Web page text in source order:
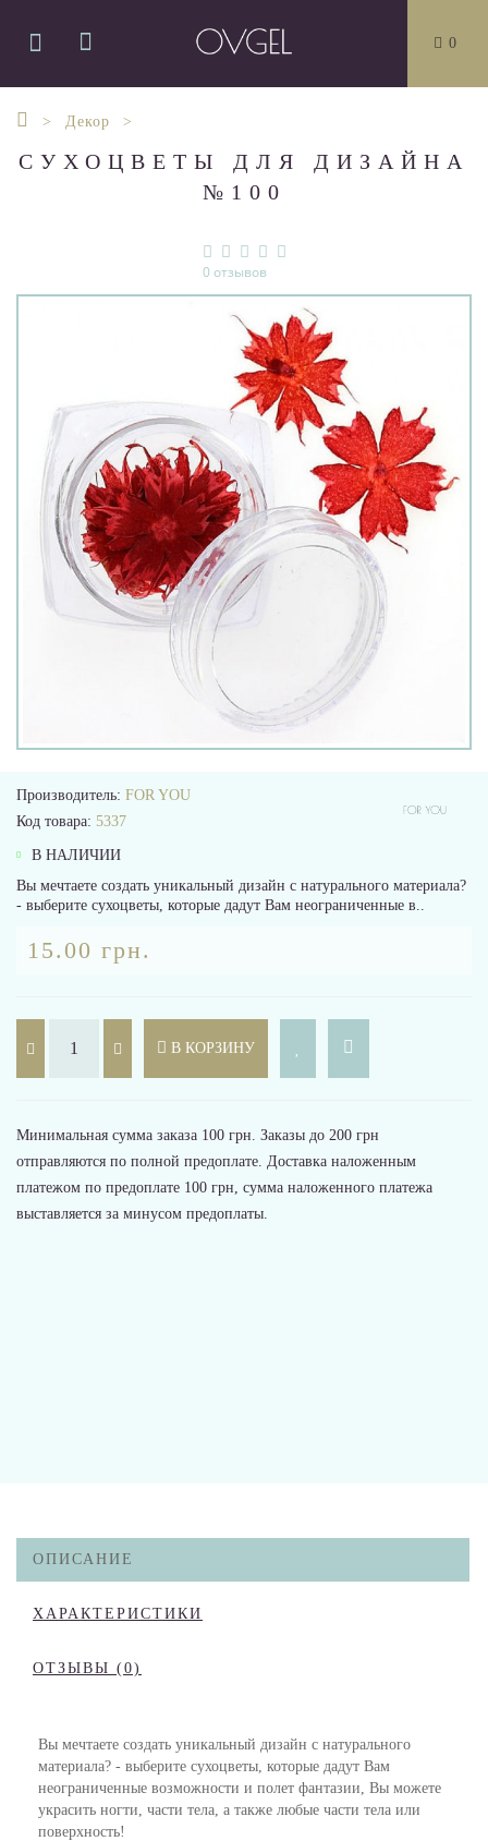
0
Декор
СУХОЦВЕТЫ ДЛЯ ДИЗАЙНА
№100
0 отзывов
Производитель: FOR YOU
Код товара: 5337
В НАЛИЧИИ
Вы мечтаете создать уникальный дизайн с натурального материала?
- выберите сухоцветы, которые дадут Вам неограниченные в..
15.00 грн.
В КОРЗИНУ
Минимальная сумма заказа 100 грн. Заказы до 200 грн
отправляются по полной предоплате. Доставка наложенным
платежом по предоплате 100 грн, сумма наложенного платежа
выставляется за минусом предоплаты.
ОПИСАНИЕ
ХАРАКТЕРИСТИКИ
ОТЗЫВЫ (0)
Вы мечтаете создать уникальный дизайн с натурального
материала? - выберите сухоцветы, которые дадут Вам
неограниченные возможности и полет фантазии, Вы можете
украсить ногти, части тела, а также любые части тела или
поверхность!